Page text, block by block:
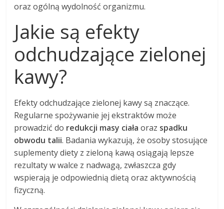
oraz ogólną wydolność organizmu.
Jakie są efekty
odchudzające zielonej
kawy?
Efekty odchudzające zielonej kawy są znaczące.
Regularne spożywanie jej ekstraktów może
prowadzić do redukcji masy ciała oraz spadku
obwodu talii. Badania wykazują, że osoby stosujące
suplementy diety z zieloną kawą osiągają lepsze
rezultaty w walce z nadwagą, zwłaszcza gdy
wspierają je odpowiednią dietą oraz aktywnością
fizyczną.